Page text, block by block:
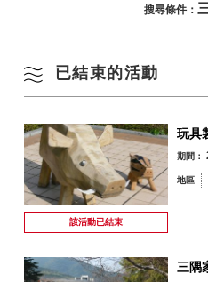
搜尋條件：
已結束的活動
該活動已結束
玩具
期間：
地區
三隅